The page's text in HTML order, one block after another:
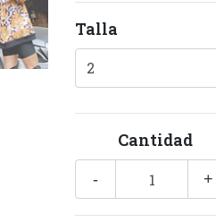
Talla
Cantidad
+
-